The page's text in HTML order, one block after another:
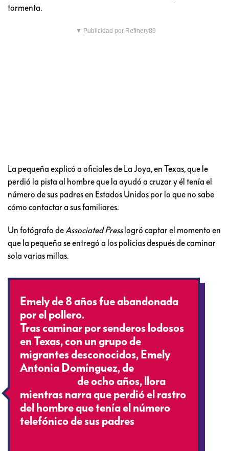
tormenta.
▼ Publicidad por Refinery89
La pequeña explicó a oficiales de La Joya, en Texas, que le
perdió la pista al hombre que la ayudó a cruzar y él tenía el
número de sus padres en Estados Unidos por lo que no sabe
cómo contactar a sus familiares.
Un fotógrafo de Associated Presslogró captar el momento en
que la pequeña se entregó a los policías después de caminar
sola varias millas.
Emely de 8 años fue abandonada
por el pollero.
Tras caminar por senderos lodosos
en Texas, con un grupo de
migrantes desconocidos, Emely
Antonia Domínguez, de
de ocho años, llora
mientras narra que perdió el rastro
del hombre que tenía el número
telefónico de sus padres